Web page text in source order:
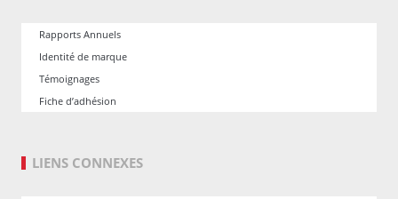
Rapports Annuels
Identité de marque
Témoignages
Fiche d’adhésion
LIENS CONNEXES